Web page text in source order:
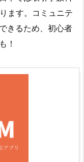
ます。コミュニテ
きるため、初心者
！